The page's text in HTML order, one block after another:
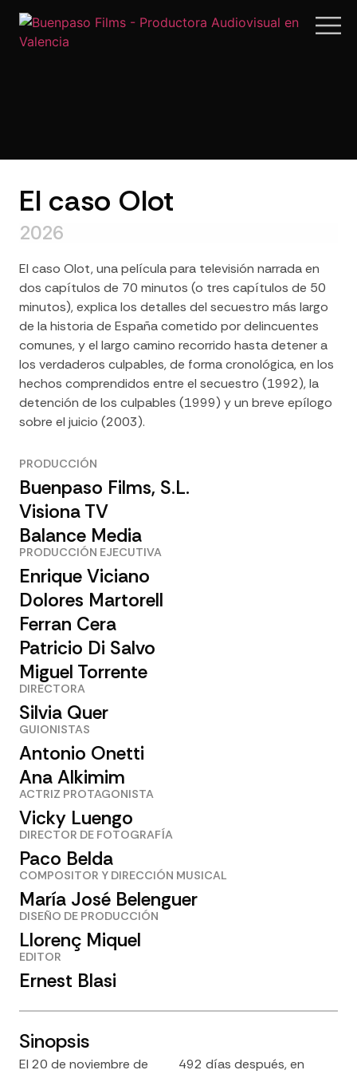
El caso Olot
2026
El caso Olot, una película para televisión narrada en
dos capítulos de 70 minutos (o tres capítulos de 50
minutos), explica los detalles del secuestro más largo
de la historia de España cometido por delincuentes
comunes, y el largo camino recorrido hasta detener a
los verdaderos culpables, de forma cronológica, en los
hechos comprendidos entre el secuestro (1992), la
detención de los culpables (1999) y un breve epílogo
sobre el juicio (2003).
PRODUCCIÓN
Buenpaso Films, S.L.
Visiona TV
Balance Media
PRODUCCIÓN EJECUTIVA
Enrique Viciano
Dolores Martorell
Ferran Cera
Patricio Di Salvo
Miguel Torrente
DIRECTORA
Silvia Quer
GUIONISTAS
Antonio Onetti
Ana Alkimim
ACTRIZ PROTAGONISTA
Vicky Luengo
DIRECTOR DE FOTOGRAFÍA
Paco Belda
COMPOSITOR Y DIRECCIÓN MUSICAL
María José Belenguer
DISEÑO DE PRODUCCIÓN
Llorenç Miquel
EDITOR
Ernest Blasi
Sinopsis
El 20 de noviembre de
492 días después, en